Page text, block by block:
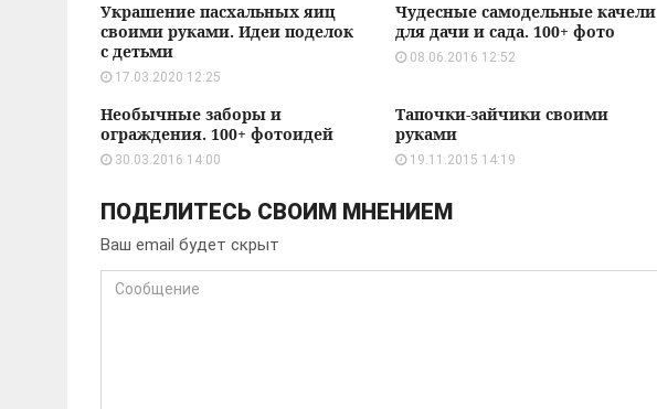
Украшение пасхальных яиц
своими руками. Идеи поделок
с детьми
17.03.2020 12:25
Чудесные самодельные качели
для дачи и сада. 100+ фото
08.06.2016 12:52
Необычные заборы и
ограждения. 100+ фотоидей
30.03.2016 14:00
Тапочки-зайчики своими
руками
19.11.2015 14:19
ПОДЕЛИТЕСЬ СВОИМ МНЕНИЕМ
Ваш email будет скрыт